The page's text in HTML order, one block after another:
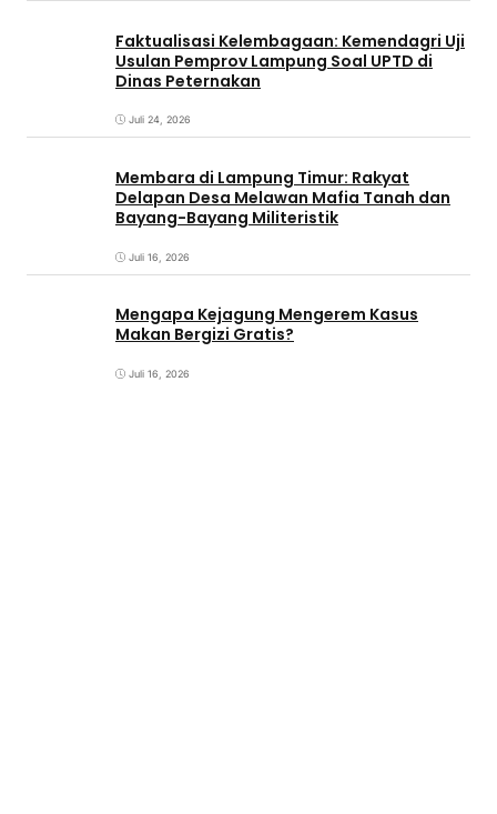
Faktualisasi Kelembagaan: Kemendagri Uji
Usulan Pemprov Lampung Soal UPTD di
Dinas Peternakan
Juli 24, 2026
Membara di Lampung Timur: Rakyat
Delapan Desa Melawan Mafia Tanah dan
Bayang-Bayang Militeristik
Juli 16, 2026
Mengapa Kejagung Mengerem Kasus
Makan Bergizi Gratis?
Juli 16, 2026